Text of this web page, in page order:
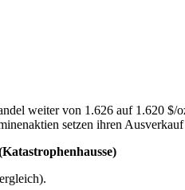
weiter von 1.626 auf 1.620
setzen ihren